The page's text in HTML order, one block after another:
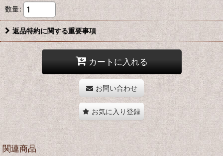
数量:
返品特約に関する重要事項
カートに入れる
お問い合わせ
お気に入り登録
関連商品